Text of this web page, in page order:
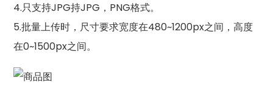
4.只支持JPG持JPG，PNG格式。
5.批量上传时，尺寸要求宽度在480~1200px之间，高度
在0~1500px之间。